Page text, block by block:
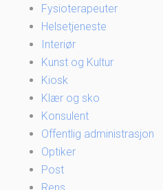
Fysioterapeuter
Helsetjeneste
Interiør
Kunst og Kultur
Kiosk
Klær og sko
Konsulent
Offentlig administrasjon
Optiker
Post